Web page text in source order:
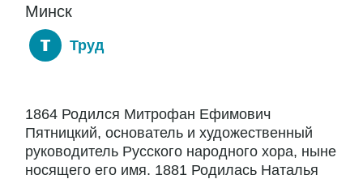
Минск
Труд
1864 Родился Митрофан Ефимович
Пятницкий, основатель и художественный
руководитель Русского народного хора, ныне
носящего его имя. 1881 Родилась Наталья